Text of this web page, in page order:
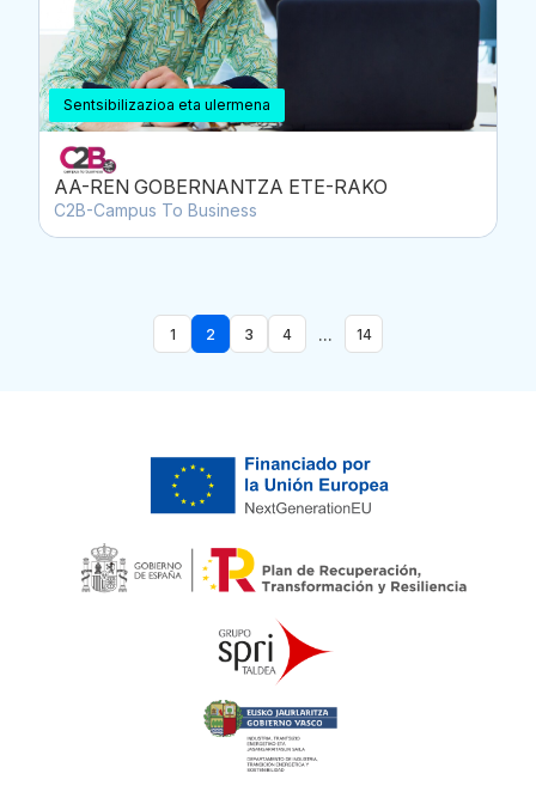
Sentsibilizazioa eta ulermena
AA-REN GOBERNANTZA ETE-RAKO
C2B-Campus To Business
1 2 3 4 ... 14